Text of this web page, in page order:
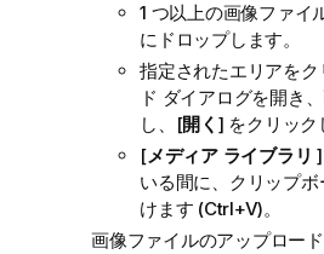
1 つ以上の画像ファイ
にドロップします。
指定されたエリアを
ド ダイアログを開き
し、[開く ] をクリック
[メディア ライブラリ
いる間に、クリップ
けます (Ctrl+V)。
画像ファイルのアップロー